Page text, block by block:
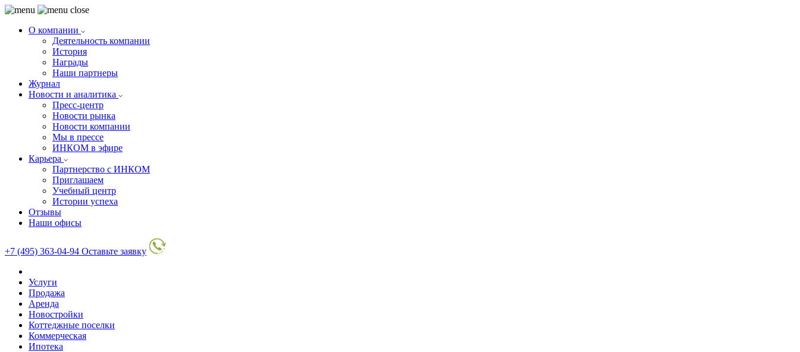
О компании
Деятельность компании
История
Награды
Наши партнеры
Журнал
Новости и аналитика
Пресс-центр
Новости рынка
Новости компании
Мы в прессе
ИНКОМ в эфире
Карьера
Партнерство с ИНКОМ
Приглашаем
Учебный центр
Истории успеха
Отзывы
Наши офисы
+7 (495) 363-04-94 Оставьте заявку
Услуги
Продажа
Аренда
Новостройки
Коттеджные поселки
Коммерческая
Ипотека